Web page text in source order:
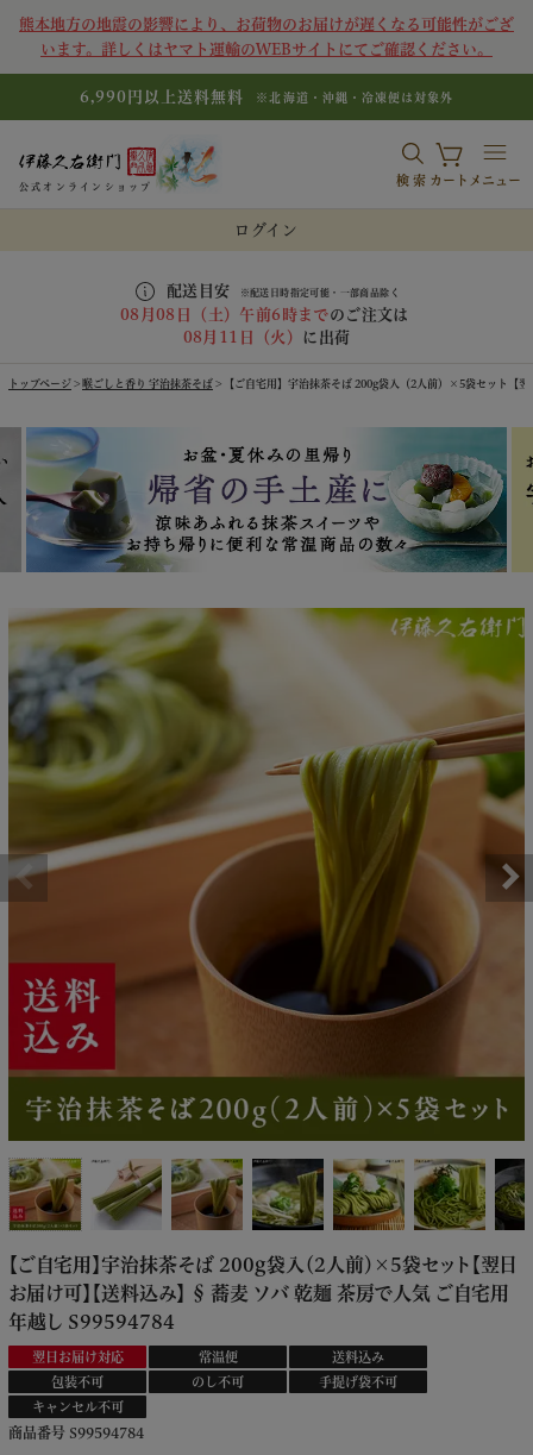
熊本地方の地震の影響により、お荷物のお届けが遅くなる可能性がござ
います。詳しくはヤマト運輸のWEBサイトにてご確認ください。
6,990円以上送料無料 ※北海道・沖縄・冷凍便は対象外
公式オンラインショップ 検索 カート メニュー
ログイン
配送目安 ※配送日時指定可能・一部商品除く
08月08日（土）午前6時までのご注文は
08月11日（火）
に出荷
トップページ 喉ごしと香り 宇治抹茶そば 【ご自宅用】宇治抹茶そば 200g袋入（2人前）×5袋セット【
【ご自宅用】宇治抹茶そば 200g袋入（2人前）×5袋セット【翌日
お届け可】【送料込み】 § 蕎麦 ソバ 乾麺 茶房で人気 ご自宅用
年越し S99594784
翌日お届け対応 常温便
送料込み
包装不可
のし不可
手提げ袋不可
キャンセル不可
商品番号 S99594784